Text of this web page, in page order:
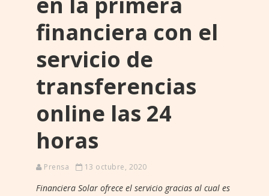
financiera con el
servicio de
transferencias
online las 24
horas
Prensa 13 octubre, 2020
Financiera Solar ofrece el servicio gracias al cual es